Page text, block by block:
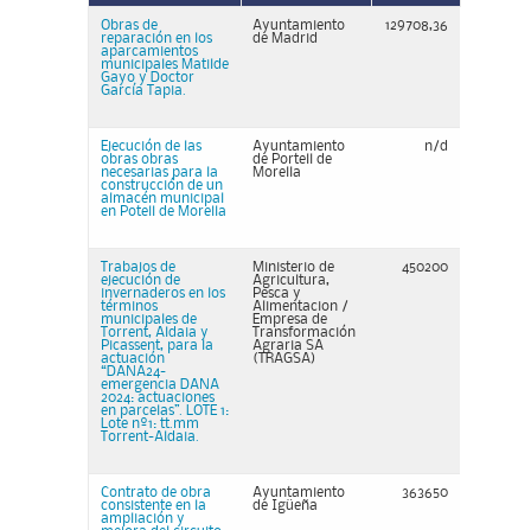
Obras de
reparación en los
aparcamientos
municipales Matilde
Gayo y Doctor
García Tapia.
Ayuntamiento
de Madrid
129708,36
Ejecución de las
obras obras
necesarias para la
construcción de un
almacén municipal
en Potell de Morella
Ayuntamiento
de Portell de
Morella
n/d
Trabajos de
ejecución de
invernaderos en los
términos
municipales de
Torrent, Aldaia y
Picassent, para la
actuación
“DANA24-
emergencia DANA
2024: actuaciones
en parcelas”. LOTE 1:
Lote nº1: tt.mm
Torrent-Aldaia.
Ministerio de
Agricultura,
Pesca y
Alimentacion /
Empresa de
Transformación
Agraria SA
(TRAGSA)
450200
Contrato de obra
consistente en la
ampliación y
Ayuntamiento
de Igüeña
363650